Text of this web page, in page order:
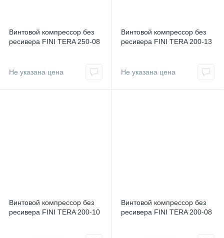
Винтовой компрессор без
ресивера FINI TERA 250-08
Не указана цена
Винтовой компрессор без
ресивера FINI TERA 200-13
Не указана цена
Винтовой компрессор без
ресивера FINI TERA 200-10
Винтовой компрессор без
ресивера FINI TERA 200-08